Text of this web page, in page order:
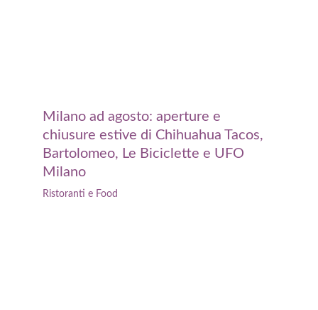
Milano ad agosto: aperture e
chiusure estive di Chihuahua Tacos,
Bartolomeo, Le Biciclette e UFO
Milano
Ristoranti e Food